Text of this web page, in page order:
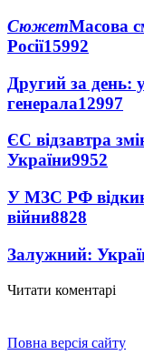
СюжетМасова
Росії15992
Другий за день:
генерала12997
ЄС відзавтра
України9952
У МЗС РФ
війни8828
Залужний:
Читати коментарі
Повна версія сайту